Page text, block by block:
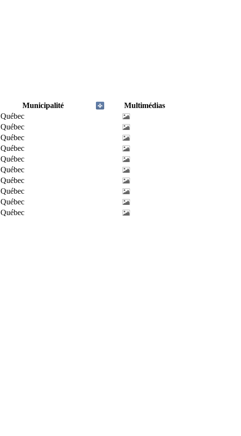
Municipalité
Multimédias
Québec
Québec
Québec
Québec
Québec
Québec
Québec
Québec
Québec
Québec